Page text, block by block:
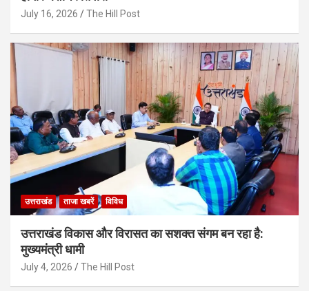
July 16, 2026 The Hill Post
उत्तराखंड ताजा खबरें विविध
उत्तराखंड विकास और विरासत का सशक्त संगम बन रहा है:
मुख्यमंत्री धामी
July 4, 2026 The Hill Post